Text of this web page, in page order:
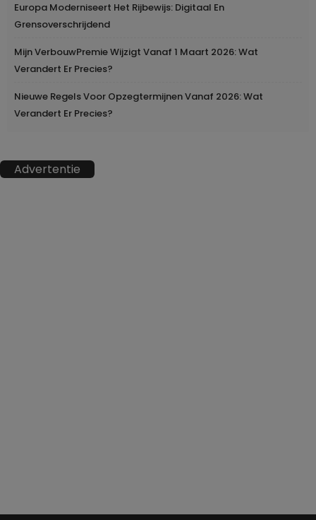
Europa Moderniseert Het Rijbewijs: Digitaal En
Grensoverschrijdend
Mijn VerbouwPremie Wijzigt Vanaf 1 Maart 2026: Wat
Verandert Er Precies?
Nieuwe Regels Voor Opzegtermijnen Vanaf 2026: Wat
Verandert Er Precies?
Advertentie